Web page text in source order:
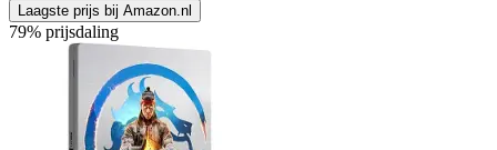
Laagste prijs bij Amazon.nl
79% prijsdaling